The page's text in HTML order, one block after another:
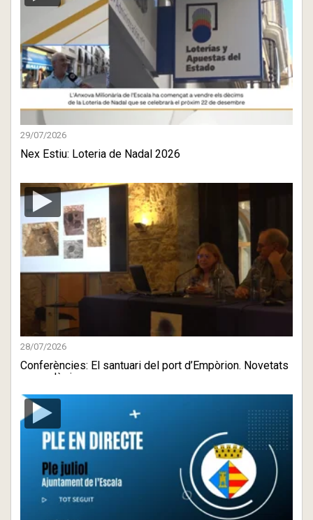
29/07/2026
Nex Estiu: Loteria de Nadal 2026
28/07/2026
Conferències: El santuari del port d’Empòrion. Novetats
arqueològiques